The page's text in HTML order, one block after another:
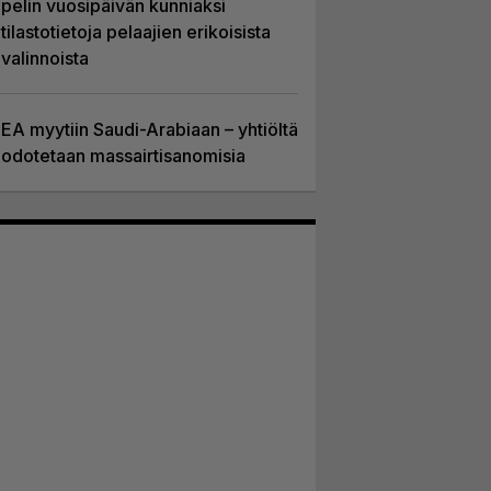
pelin vuosipäivän kunniaksi
tilastotietoja pelaajien erikoisista
valinnoista
EA myytiin Saudi-Arabiaan – yhtiöltä
odotetaan massairtisanomisia